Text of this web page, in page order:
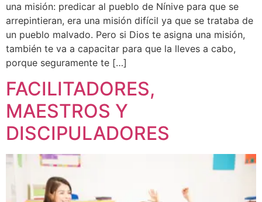
una misión: predicar al pueblo de Nínive para que se
arrepintieran, era una misión difícil ya que se trataba de
un pueblo malvado. Pero si Dios te asigna una misión,
también te va a capacitar para que la lleves a cabo,
porque seguramente te […]
FACILITADORES,
MAESTROS Y
DISCIPULADORES